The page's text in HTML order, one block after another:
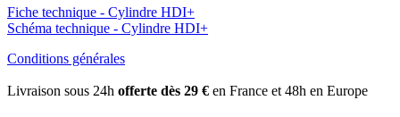
Fiche technique - Cylindre HDI+
Schéma technique - Cylindre HDI+
Conditions générales
Livraison sous 24h offerte dès 29 € en France et 48h en Europe